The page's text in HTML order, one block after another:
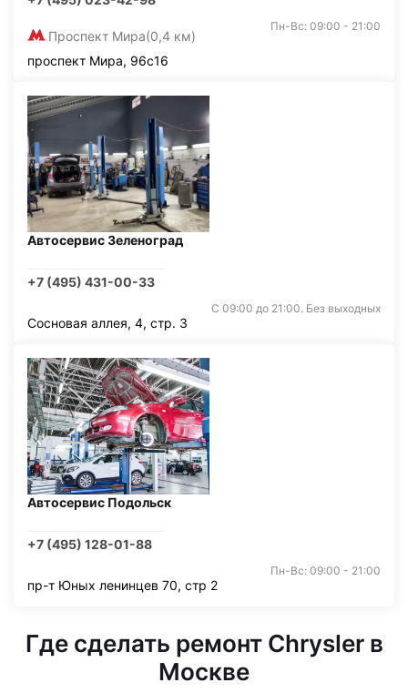
Проспект Мира(0,4 км)
Пн-Вс: 09:00 - 21:00
проспект Мира, 96с16
Автосервис Зеленоград
+7 (495) 431-00-33
С 09:00 до 21:00. Без выходных
Сосновая аллея, 4, стр. 3
Автосервис Подольск
+7 (495) 128-01-88
Пн-Вс: 09:00 - 21:00
пр-т Юных ленинцев 70, стр 2
Где сделать ремонт Chrysler в
Москве